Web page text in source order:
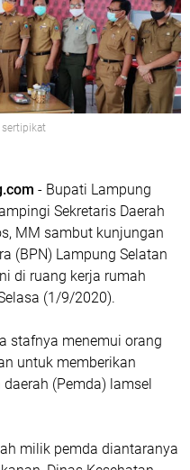
sertipikat
- Bupati Lampung
Sekretaris Daerah
MM sambut kunjungan
(BPN) Lampung Selatan
di ruang kerja rumah
(1/9/2020).
stafnya menemui orang
untuk memberikan
(Pemda) lamsel
milik pemda diantaranya